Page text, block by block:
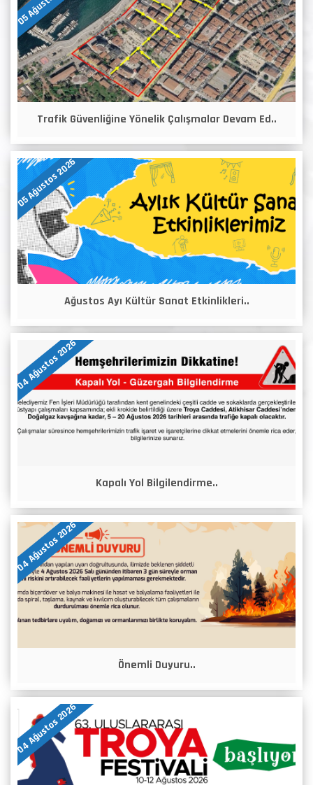
Trafik Güvenliğine Yönelik Çalışmalar Devam Ed..
05 Ağustos 2026
Ağustos Ayı Kültür Sanat Etkinlikleri..
04 Ağustos 2026
Kapalı Yol Bilgilendirme..
04 Ağustos 2026
Önemli Duyuru..
04 Ağustos 2026